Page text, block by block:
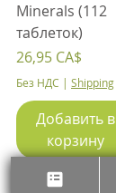
Minerals (112
таблеток)
Цена
26,95 CA$
Без НДС | Shipping
Добавить в
корзину